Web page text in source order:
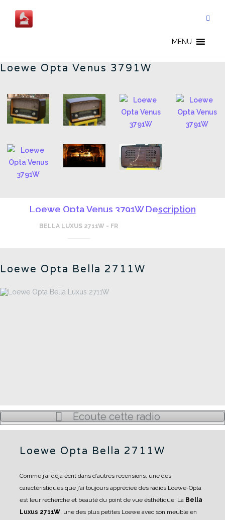
contenu
MENU
Loewe Opta Venus 3791W
Loewe Opta Venus 3791W Description
BELLA LUXUS 2711W - FR
Loewe Opta Bella 2711W
Écoute cette radio
Loewe Opta Bella 2711W
Comme j’ai déjà écrit dans d’autres recensions, une des
caractéristiques que j’ai toujours apprécieé des radios Loewe-Opta
est leur recherche et beauté du point de vue ésthétique. La Bella
Luxus 2711W, une des plus petites Loewe avec son meuble en